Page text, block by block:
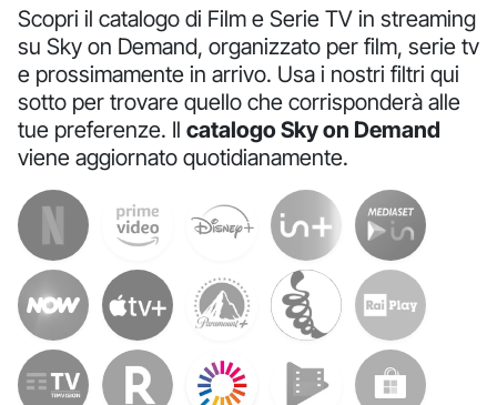
Scopri il catalogo di Film e Serie TV in streaming
su Sky on Demand, organizzato per film, serie tv
e prossimamente in arrivo. Usa i nostri filtri qui
sotto per trovare quello che corrisponderà alle
tue preferenze. Il catalogo Sky on Demand
viene aggiornato quotidianamente.